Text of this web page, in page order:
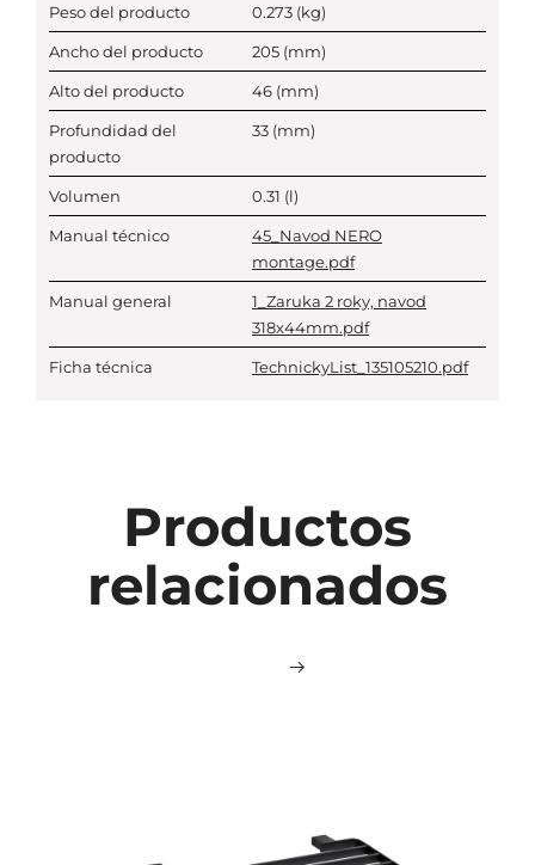
Peso del producto 0.273 (kg)
Ancho del producto 205 (mm)
Alto del producto 46 (mm)
Profundidad del
producto
33 (mm)
Volumen 0.31 (l)
Manual técnico
45_Navod NERO
montage.pdf
Manual general
1_Zaruka 2 roky, navod
318x44mm.pdf
Ficha técnica TechnickyList_135105210.pdf
Productos
relacionados